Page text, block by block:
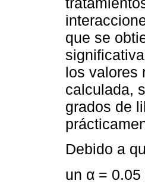
que se
los valores
calculada,
grados de
Debido a
un α =